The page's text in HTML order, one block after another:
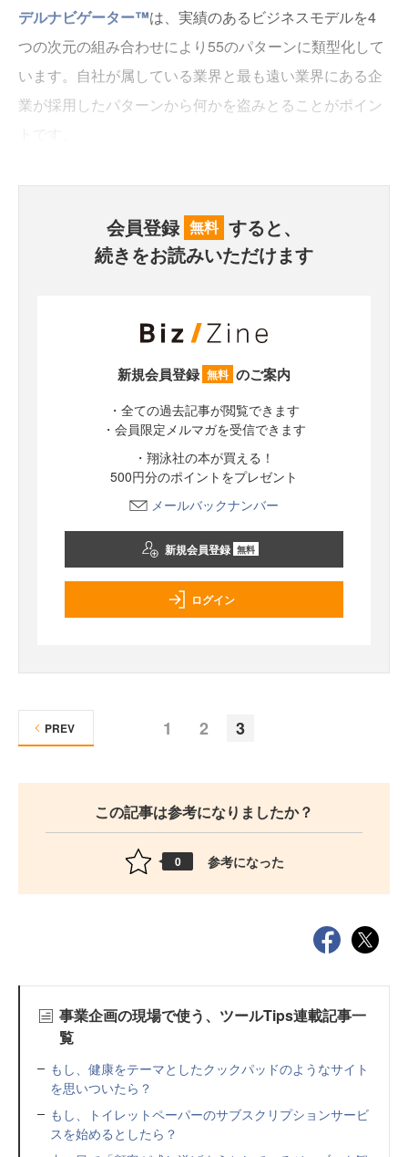
デルナビゲーター™は、実績のあるビジネスモデルを4
つの次元の組み合わせにより55のパターンに類型化して
います。自社が属している業界と最も遠い業界にある企
業が採用したパターンから何かを盗みとることがポイン
会員登録 無料 すると、
続きをお読みいただけます
新規会員登録 無料 のご案内
・全ての過去記事が閲覧できます
・会員限定メルマガを受信できます
・翔泳社の本が買える！
500円分のポイントをプレゼント
メールバックナンバー
新規会員登録 無料
ログイン
1 2 3
PREV
この記事は参考になりましたか？
0 参考になった
事業企画の現場で使う、ツールTips連載記事一
覧
もし、健康をテーマとしたクックパッドのようなサイト
を思いついたら？
もし、トイレットペーパーのサブスクリプションサービ
スを始めるとしたら？